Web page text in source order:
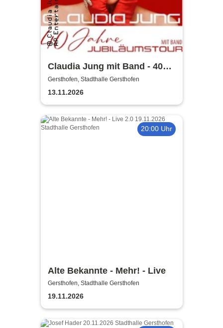
Claudia Jung mit Band - 40
Jahre Jubiläumstour
Gersthofen, Stadthalle Gersthofen
13.11.2026
20:00 Uhr
Alte Bekannte - Mehr! - Live
Gersthofen, Stadthalle Gersthofen
19.11.2026